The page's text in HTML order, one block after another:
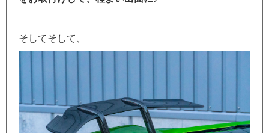
そしてそして、